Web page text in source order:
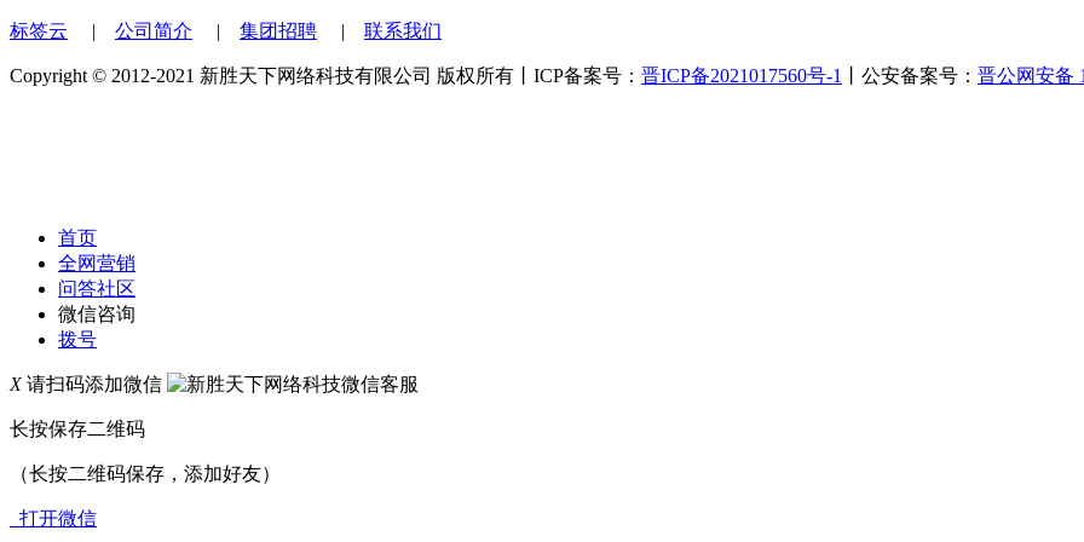
标签云 | 公司简介 | 集团招聘 | 联系我们
Copyright © 2012-2021 新胜天下网络科技有限公司 版权所有丨ICP备案号： 晋ICP备2021017560号-1 丨公安备案号： 晋公网安备
首页
全网营销
问答社区
微信咨询
拨号
X请扫码添加微信
长按保存二维码
（长按二维码保存，添加好友）
打开微信